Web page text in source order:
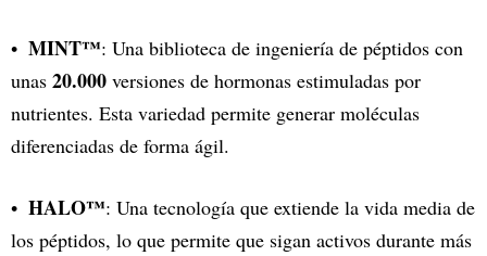
MINT™: Una biblioteca de ingeniería de péptidos con
unas 20.000 versiones de hormonas estimuladas por
nutrientes. Esta variedad permite generar moléculas
diferenciadas de forma ágil.
HALO™: Una tecnología que extiende la vida media de
los péptidos, lo que permite que sigan activos durante más